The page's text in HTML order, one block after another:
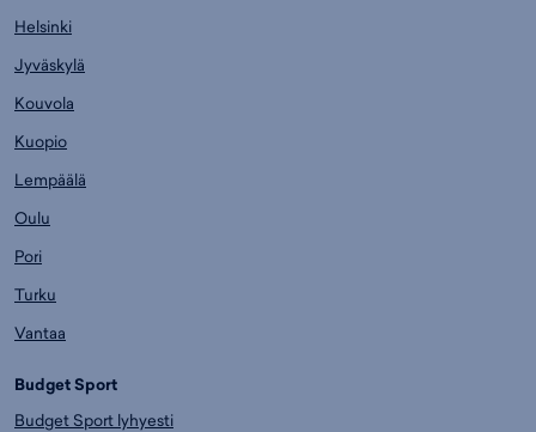
Helsinki
Jyväskylä
Kouvola
Kuopio
Lempäälä
Oulu
Pori
Turku
Vantaa
Budget Sport
Budget Sport lyhyesti